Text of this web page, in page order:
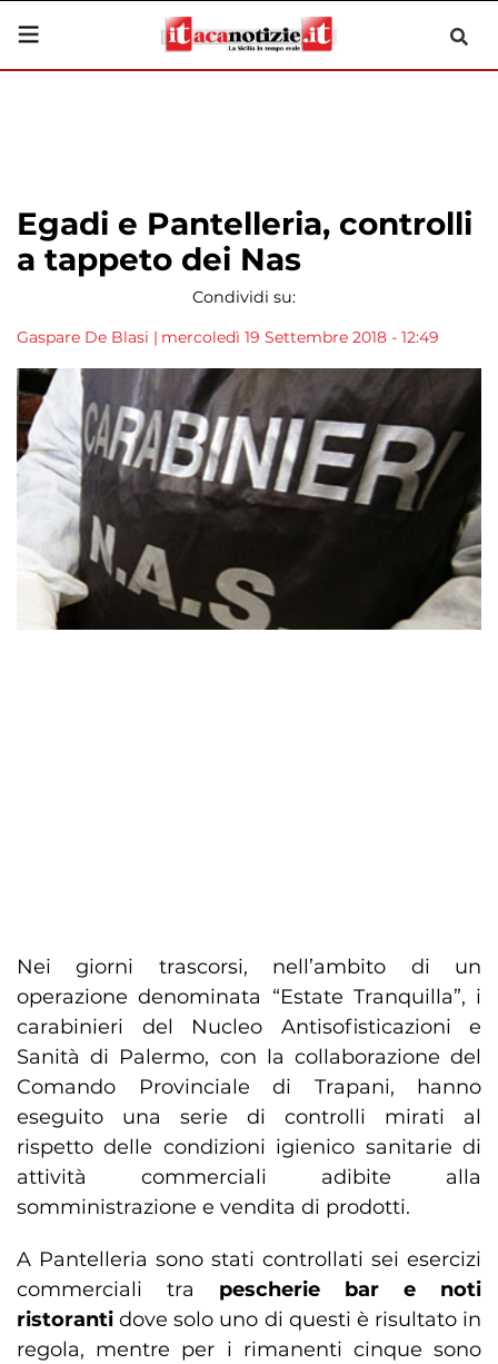
Egadi e Pantelleria, controlli
a tappeto dei Nas
Condividi su:
Gaspare De Blasi | mercoledì 19 Settembre 2018 - 12:49
Nei giorni trascorsi, nell’ambito di un
operazione denominata “Estate Tranquilla”, i
carabinieri del Nucleo Antisofisticazioni e
Sanità di Palermo, con la collaborazione del
Comando Provinciale di Trapani, hanno
eseguito una serie di controlli mirati al
rispetto delle condizioni igienico sanitarie di
attività commerciali adibite alla
somministrazione e vendita di prodotti.
A Pantelleria sono stati controllati sei esercizi
commerciali tra pescherie bar e noti
ristoranti dove solo uno di questi è risultato in
regola, mentre per i rimanenti cinque sono